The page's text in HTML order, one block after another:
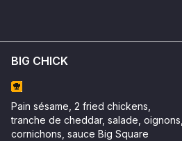
BIG CHICK
Pain sésame, 2 fried chickens,
tranche de cheddar, salade, oignons,
cornichons, sauce Big Square